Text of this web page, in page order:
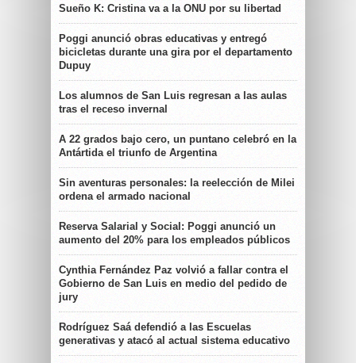
Sueño K: Cristina va a la ONU por su libertad
Poggi anunció obras educativas y entregó
bicicletas durante una gira por el departamento
Dupuy
Los alumnos de San Luis regresan a las aulas
tras el receso invernal
A 22 grados bajo cero, un puntano celebró en la
Antártida el triunfo de Argentina
Sin aventuras personales: la reelección de Milei
ordena el armado nacional
Reserva Salarial y Social: Poggi anunció un
aumento del 20% para los empleados públicos
Cynthia Fernández Paz volvió a fallar contra el
Gobierno de San Luis en medio del pedido de
jury
Rodríguez Saá defendió a las Escuelas
generativas y atacó al actual sistema educativo